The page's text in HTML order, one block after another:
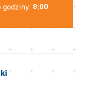
godziny: 8:00